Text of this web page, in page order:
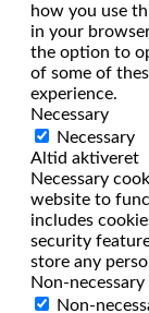
how you use
in your
the option to
of some of
experience.
Necessary
Necessary
Altid aktiveret
Necessary
website to
includes
security
store any
Non-necessary
Non-